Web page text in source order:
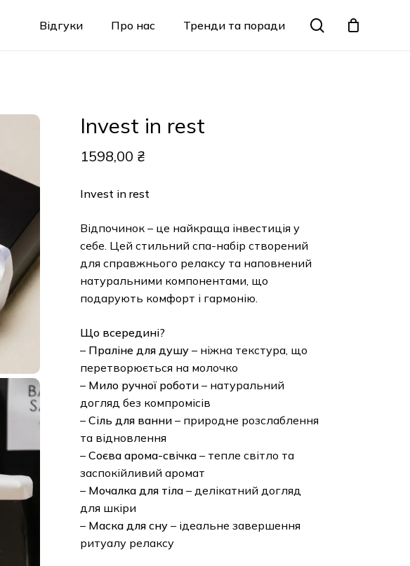
Відгуки Про нас Тренди та поради search
Кошик
Invest in rest
1598,00 ₴
Invest in rest
Відпочинок – це найкраща інвестиція у
себе. Цей стильний спа-набір створений
для справжнього релаксу та наповнений
натуральними компонентами, що
подарують комфорт і гармонію.
Що всередині?
– Праліне для душу– ніжна текстура, що
перетворюється на молочко
– Мило ручної роботи– натуральний
догляд без компромісів
– Сіль для ванни– природне розслаблення
та відновлення
– Соєва арома-свічка– тепле світло та
заспокійливий аромат
– Мочалка для тіла– делікатний догляд
для шкіри
– Маска для сну– ідеальне завершення
ритуалу релаксу